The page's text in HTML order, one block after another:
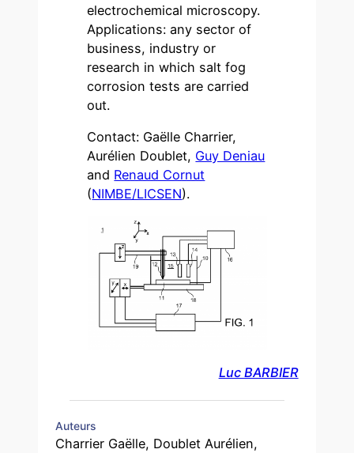
Auteurs
Charrier Gaëlle, Doublet Aurélien,
electrochemical microscopy.
Applications: any sector of
business, industry or
research in which salt fog
corrosion tests are carried
out.
Contact: Gaëlle Charrier,
Aurélien Doublet, Guy Deniau
and Renaud Cornut
(NIMBE/LICSEN).
Luc BARBIER